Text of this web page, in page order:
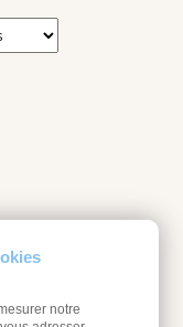
notre